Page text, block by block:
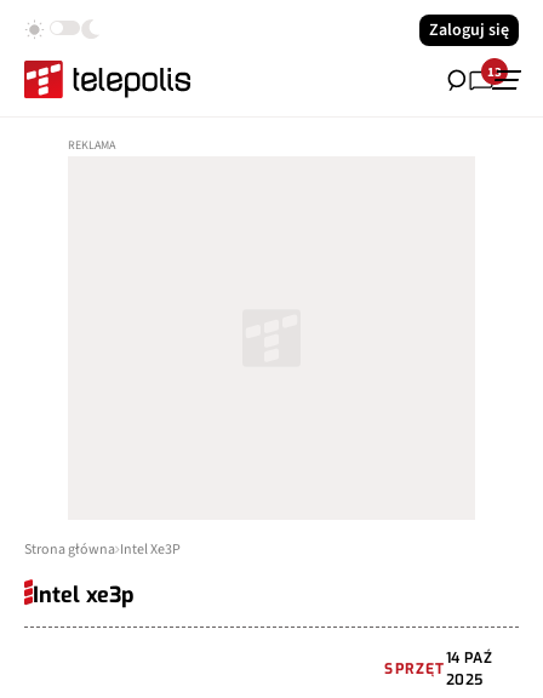
Zaloguj się
13
Strona główna Intel Xe3P
Intel xe3p
SPRZĘT
14 PAŹ
2025